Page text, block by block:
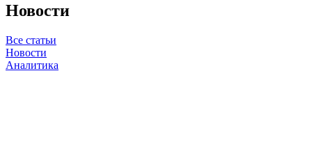
Новости
Все статьи
Новости
Аналитика